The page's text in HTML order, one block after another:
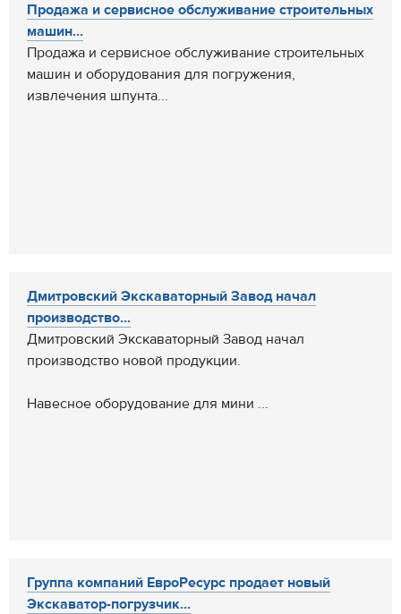
Продажа и сервисное обслуживание строительных
машин...
Продажа и сервисное обслуживание строительных
машин и оборудования для погружения,
извлечения шпунта...
Дмитровский Экскаваторный Завод начал
производство...
Дмитровский Экскаваторный Завод начал
производство новой продукции.
Навесное оборудование для мини ...
Группа компаний ЕвроРесурс продает новый
Экскаватор-погрузчик...